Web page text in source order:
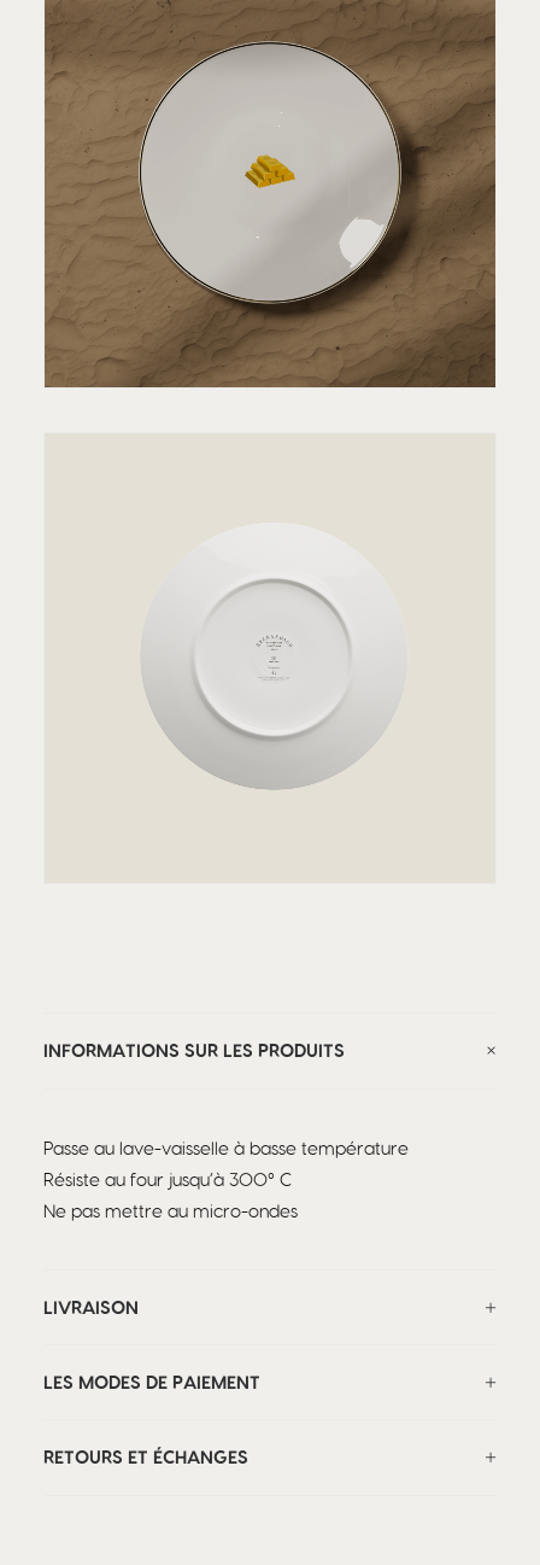
INFORMATIONS SUR LES PRODUITS
Passe au lave-vaisselle à basse température
Résiste au four jusqu’à 300° C
Ne pas mettre au micro-ondes
LIVRAISON
LES MODES DE PAIEMENT
RETOURS ET ÉCHANGES